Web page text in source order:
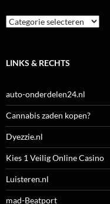
Categorieën
LINKS & RECHTS
auto-onderdelen24.nl
Cannabis zaden kopen?
Dyezzie.nl
Kies 1 Veilig Online Casino
Luisteren.nl
mad-Beatport